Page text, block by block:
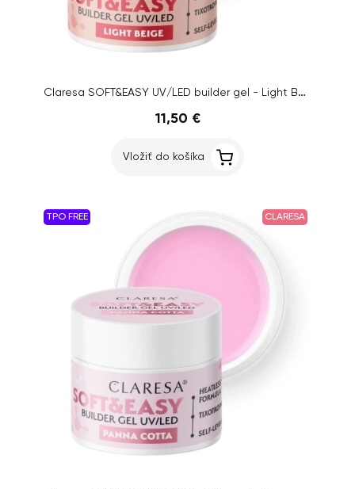
Claresa SOFT&EASY UV/LED builder gel - Light Beige, 45g
11,50 €
Vložiť do košíka
TPO FREE CLARESA